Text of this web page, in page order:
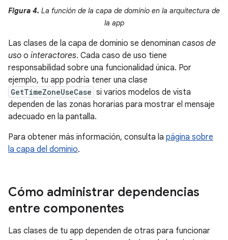
Figura 4. La función de la capa de dominio en la arquitectura de
la app
Las clases de la capa de dominio se denominan casos de
uso o interactores. Cada caso de uso tiene
responsabilidad sobre una funcionalidad única. Por
ejemplo, tu app podría tener una clase
GetTimeZoneUseCase si varios modelos de vista
dependen de las zonas horarias para mostrar el mensaje
adecuado en la pantalla.
Para obtener más información, consulta la página sobre
la capa del dominio.
Cómo administrar dependencias
entre componentes
Las clases de tu app dependen de otras para funcionar